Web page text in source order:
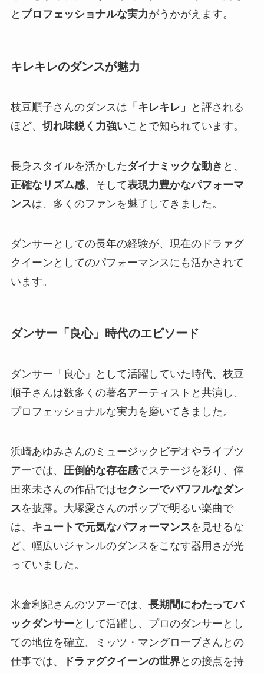
と プロフェッショナルな実力がうかがえます。
キレキレのダンスが魅力
枝豆順子さんのダンスは 「キレキレ」
と評される
ほど、 切れ味鋭く力強いことで知られています。
長身スタイルを活かしたダイナミックな動き と、
正確なリズム感、そして表現力豊かなパフォーマ
ンスは、多くのファンを魅了してきました。
ダンサーとしての長年の経験が、現在のドラァグ
クイーンとしてのパフォーマンスにも活かされて
います。
ダンサー「良心」時代のエピソード
ダンサー「良心」として活躍していた時代、枝豆
順子さんは数多くの著名アーティストと共演し、
プロフェッショナルな実力を磨いてきました。
浜崎あゆみさんのミュージックビデオやライブツ
アーでは、 圧倒的な存在感でステージを彩り、倖
田來未さんの作品ではセクシーでパワフルなダン
スを披露。大塚愛さんのポップで明るい楽曲で
は、 キュートで元気なパフォーマンスを見せるな
ど、幅広いジャンルのダンスをこなす器用さが光
っていました。
米倉利紀さんのツアーでは、 長期間にわたってバ
ックダンサー として活躍し、プロのダンサーとし
ての地位を確立。ミッツ・マングローブさんとの
仕事では、
ドラァグクイーンの世界との接点を持